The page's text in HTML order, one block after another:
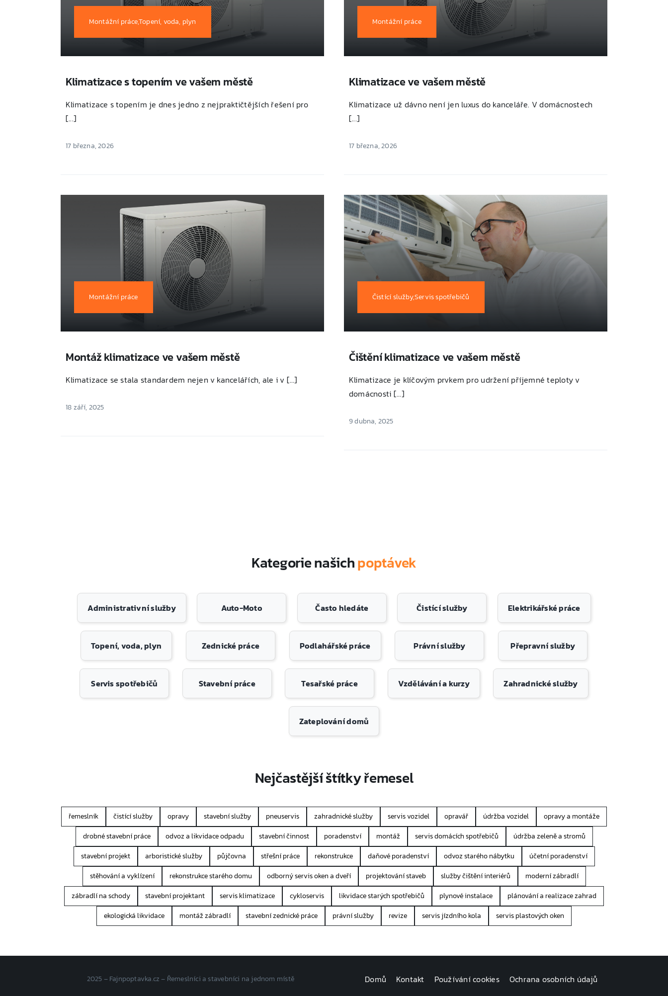
Montážní práce,Topení, voda, plyn
Klimatizace s topením ve vašem městě
Klimatizace s topením je dnes jedno z nejpraktičtějších řešení pro
[...]
17 března, 2026
Montážní práce
Klimatizace ve vašem městě
Klimatizace už dávno není jen luxus do kanceláře. V domácnostech
[...]
17 března, 2026
Montážní práce
Montáž klimatizace ve vašem městě
Klimatizace se stala standardem nejen v kancelářích, ale i v [...]
18 září, 2025
Čistící služby,Servis spotřebičů
Čištění klimatizace ve vašem městě
Klimatizace je klíčovým prvkem pro udržení příjemné teploty v
domácnosti [...]
9 dubna, 2025
Kategorie našichpoptávek
Administrativní služby Auto-Moto Často hledáte Čistící služby Elektrikářské práce
Topení, voda, plyn Zednické práce Podlahářské práce Právní služby Přepravní služby
Servis spotřebičů Stavební práce Tesařské práce Vzdělávání a kurzy Zahradnické služby
Zateplování domů
Nejčastější štítky řemesel
řemeslník čistící služby opravy stavební služby pneuservis zahradnické služby servis vozidel opravář údržba vozidel
opravy a montáže
drobné stavební práce
odvoz a likvidace odpadu stavební činnost poradenství montáž servis domácích spotřebičů
údržba zeleně a stromů
stavební projekt
arboristické služby půjčovna střešní práce rekonstrukce daňové poradenství odvoz starého nábytku
účetní poradenství
stěhování a vyklízení
rekonstrukce starého domu odborný servis oken a dveří projektování staveb služby čištění interiérů
moderní zábradlí
zábradlí na schody
stavební projektant servis klimatizace cykloservis likvidace starých spotřebičů plynové instalace
plánování a realizace zahrad
ekologická likvidace
montáž zábradlí stavební zednické práce právní služby revize servis jízdního kola servis plastových oken
2025 – Fajnpoptavka.cz – Řemeslníci a stavebníci na jednom místě Domů Kontakt Používání cookies Ochrana osobních údajů